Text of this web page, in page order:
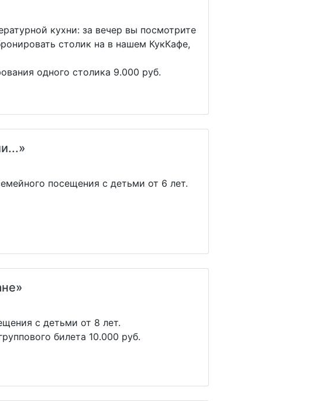
кухни: за вечер вы посмотрите
столик на в нашем КукКафе,
одного столика 9.000 руб.
посещения с детьми от 6 лет.
с детьми от 8 лет.
билета 10.000 руб.